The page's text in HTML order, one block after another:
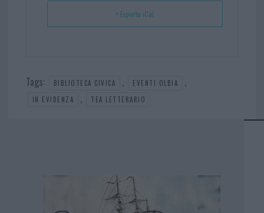
+ Esporta iCal
Tags: BIBLIOTECA CIVICA , EVENTI OLBIA ,
IN EVIDENZA , TEA LETTERARIO